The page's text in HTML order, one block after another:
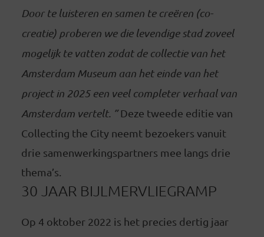
Door te luisteren en samen te creëren (co-
creatie) proberen we die levendige stad zoveel
mogelijk te vatten zodat de collectie van het
Amsterdam Museum aan het einde van het
project in 2025 een veel completer verhaal van
Amsterdam vertelt. ”Deze tweede editie van
Collecting the City neemt bezoekers vanuit
drie samenwerkingspartners mee langs drie
thema’s.
30 JAAR BIJLMERVLIEGRAMP
Op 4 oktober 2022 is het precies dertig jaar